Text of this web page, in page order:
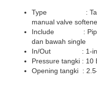
Type :
manual valve
Include :
dan bawah single
In/Out : 1-
Pressure tangki : 10
Opening tangki :